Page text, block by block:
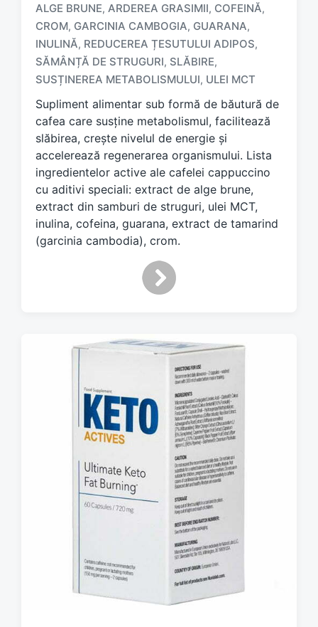
T
a
g
e
d
w
t
h
ALGE BRUNE, ARDEREA GRASIMII, COFEINĂ,
CROM, GARCINIA CAMBOGIA, GUARANA,
INULINĂ, REDUCEREA ȚESUTULUI ADIPOS,
SĂMÂNȚĂ DE STRUGURI, SLĂBIRE,
SUSȚINEREA METABOLISMULUI, ULEI MCT
Supliment alimentar sub formă de băutură de
cafea care susține metabolismul, facilitează
slăbirea, crește nivelul de energie și
accelerează regenerarea organismului. Lista
ingredientelor active ale cafelei cappuccino
cu aditivi speciali: extract de alge brune,
extract din samburi de struguri, ulei MCT,
inulina, cofeina, guarana, extract de tamarind
(garcinia cambodia), crom.